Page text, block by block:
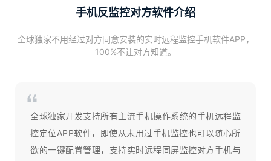
手机反监控对方软件介绍
全球独家不用经过对方同意安装的实时远程监控手机软件APP，
100%不让对方知道。
全球独家开发支持所有主流手机操作系统的手机远程监
控定位APP软件，即使从未用过手机监控也可以随心所
欲的一键配置管理，支持实时远程同屏监控对方手机与